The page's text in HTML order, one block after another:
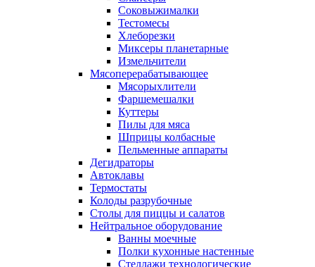
Соковыжималки
Тестомесы
Хлеборезки
Миксеры планетарные
Измельчители
Мясоперерабатывающее
Мясорыхлители
Фаршемешалки
Куттеры
Пилы для мяса
Шприцы колбасные
Пельменные аппараты
Дегидраторы
Автоклавы
Термостаты
Колоды разрубочные
Столы для пиццы и салатов
Нейтральное оборудование
Ванны моечные
Полки кухонные настенные
Стеллажи технологические